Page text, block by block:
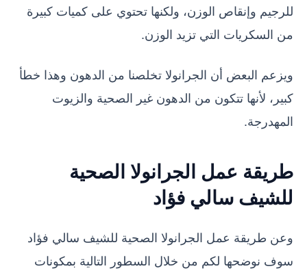
للرجيم وإنقاص الوزن، ولكنها تحتوي على كميات كبيرة
من السكريات التي تزيد الوزن.
ويزعم البعض أن الجرانولا تخلصنا من الدهون وهذا خطأ
كبير، لأنها تتكون من الدهون غير الصحية والزيوت
المهدرجة.
طريقة عمل الجرانولا الصحية
للشيف سالي فؤاد
وعن طريقة عمل الجرانولا الصحية للشيف سالي فؤاد
سوف نوضحها لكم من خلال السطور التالية بمكونات